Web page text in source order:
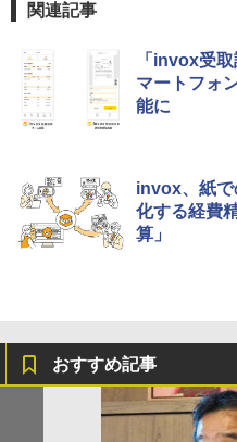
関連記事
「invox受
マートフォ
能に
invox、紙で
化する経費
算」
おすすめ記事